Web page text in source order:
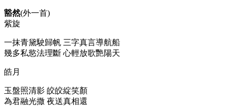
豁然(外一首)
紫旋
一抹青黛駛歸帆 三字真言導航船
幾多私慾法理斷 心輕放歌艷陽天
皓月
玉盤照清影 皎皎綻笑顏
為君融光撒 夜送真相還